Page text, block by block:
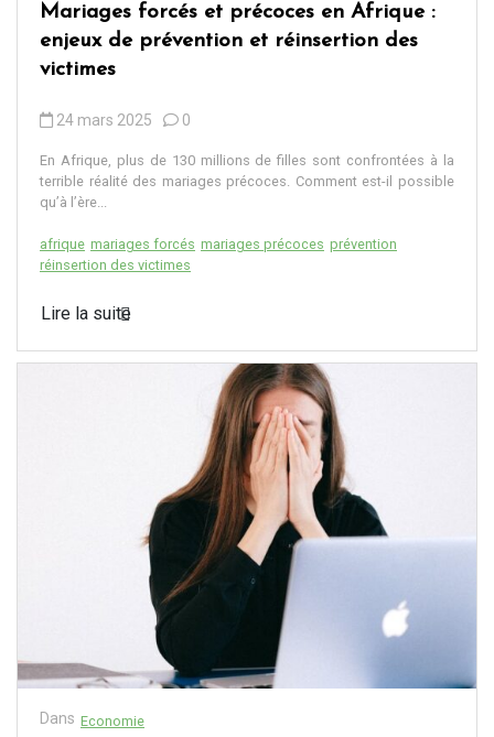
Mariages forcés et précoces en Afrique :
enjeux de prévention et réinsertion des
victimes
24 mars 2025 0
En Afrique, plus de 130 millions de filles sont confrontées à la
terrible réalité des mariages précoces. Comment est-il possible
qu’à l’ère...
afrique mariages forcés mariages précoces prévention
réinsertion des victimes
Lire la suite
Dans Economie